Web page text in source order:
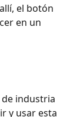
el botón
en un
industria
y usar esta